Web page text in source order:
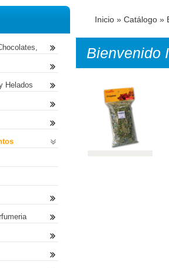
Inicio » Catálogo »
Bienvenido
Helados